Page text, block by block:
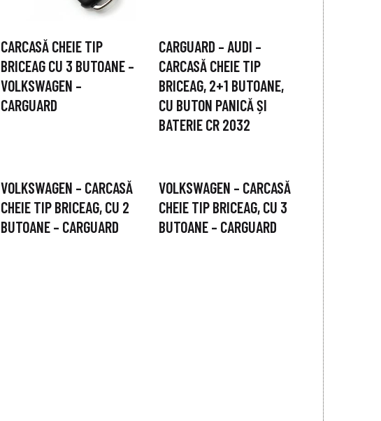
CARCASĂ CHEIE TIP
BRICEAG CU 3 BUTOANE –
VOLKSWAGEN –
CARGUARD
CARGUARD – AUDI –
CARCASĂ CHEIE TIP
BRICEAG, 2+1 BUTOANE,
CU BUTON PANICĂ ȘI
BATERIE CR 2032
VOLKSWAGEN – CARCASĂ
CHEIE TIP BRICEAG, CU 2
BUTOANE – CARGUARD
VOLKSWAGEN – CARCASĂ
CHEIE TIP BRICEAG, CU 3
BUTOANE – CARGUARD